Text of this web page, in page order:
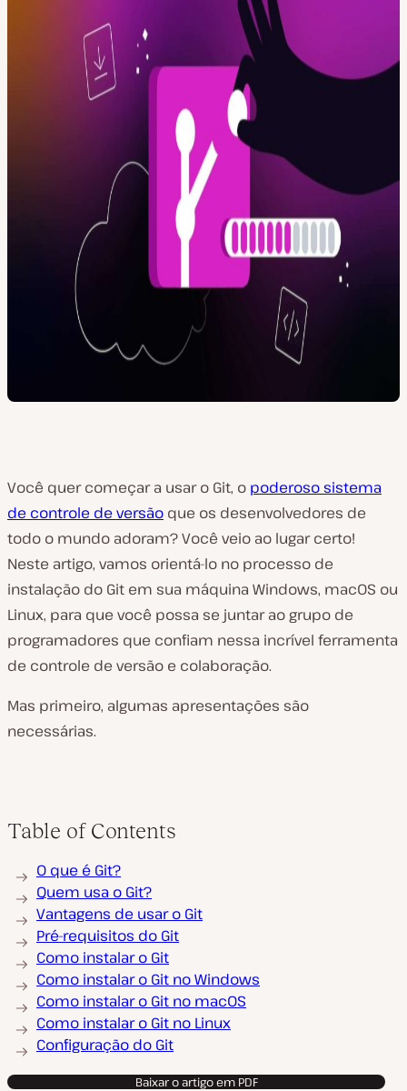
Você quer começar a usar o Git, o poderoso sistema
de controle de versão que os desenvolvedores de
todo o mundo adoram? Você veio ao lugar certo!
Neste artigo, vamos orientá-lo no processo de
instalação do Git em sua máquina Windows, macOS ou
Linux, para que você possa se juntar ao grupo de
programadores que confiam nessa incrível ferramenta
de controle de versão e colaboração.
Mas primeiro, algumas apresentações são
necessárias.
Table of Contents
O que é Git?
Quem usa o Git?
Vantagens de usar o Git
Pré-requisitos do Git
Como instalar o Git
Como instalar o Git no Windows
Como instalar o Git no macOS
Como instalar o Git no Linux
Configuração do Git
Baixar o artigo em PDF